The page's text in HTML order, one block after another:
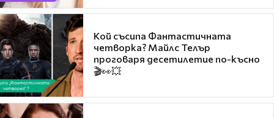
Кой съсипа Фантастичната
четворка? Майлс Телър
проговаря десетилетие по-късно
🎬👀💥